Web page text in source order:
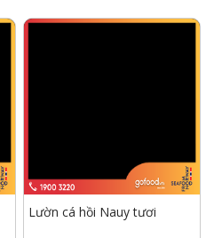
Lườn cá hồi Nauy tươi